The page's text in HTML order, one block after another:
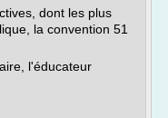
dont les plus
la convention 51
l'éducateur